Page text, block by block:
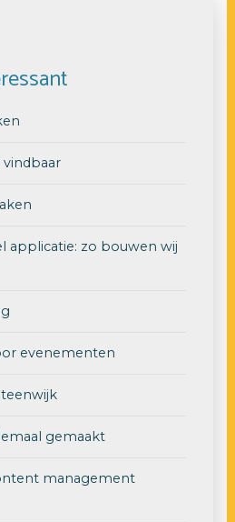
applicatie: zo bouwen wij
evenementen
gemaakt
management